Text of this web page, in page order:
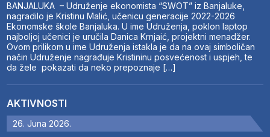
BANJALUKA – Udruženje ekonomista “SWOT” iz Banjaluke,
nagradilo je Kristinu Malić, učenicu generacije 2022-2026
Ekonomske škole Banjaluka. U ime Udruženja, poklon laptop
najboljoj učenici je uručila Danica Krnjaić, projektni menadžer.
Ovom prilikom u ime Udruženja istakla je da na ovaj simboličan
način Udruženje nagrađuje Kristininu posvećenost i uspjeh, te
da žele pokazati da neko prepoznaje […]
AKTIVNOSTI
26. Juna 2026.